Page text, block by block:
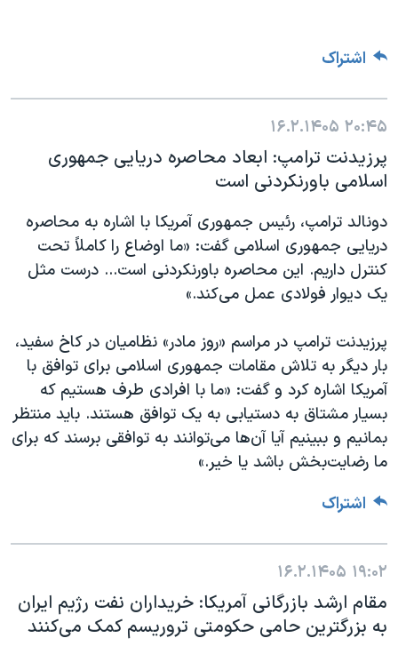
اشتراک
۲۰:۴۵ ۱۶.۲.۱۴۰۵
پرزیدنت ترامپ: ابعاد محاصره دریایی جمهوری
اسلامی باورنکردنی است
دونالد ترامپ، رئیس جمهوری آمریکا با اشاره به محاصره
دریایی جمهوری اسلامی گفت: «ما اوضاع را کاملاً تحت
کنترل داریم. این محاصره باورنکردنی است... درست مثل
یک دیوار فولادی عمل می‌کند.»
پرزیدنت ترامپ در مراسم «روز مادر» نظامیان در کاخ سفید،
بار دیگر به تلاش مقامات جمهوری اسلامی برای توافق با
آمریکا اشاره کرد و گفت: «ما با افرادی طرف هستیم که
بسیار مشتاق به دستیابی به یک توافق هستند. باید منتظر
بمانیم و ببینیم آیا آن‌ها می‌توانند به توافقی برسند که برای
ما رضایت‌بخش باشد یا خیر.»
اشتراک
۱۹:۰۲ ۱۶.۲.۱۴۰۵
مقام ارشد بازرگانی آمریکا: خریداران نفت رژیم ایران
به بزرگترین حامی حکومتی تروریسم کمک می‌کنند